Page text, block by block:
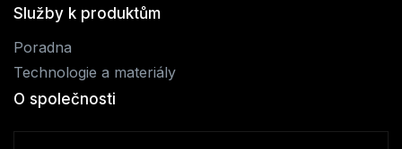
Služby k produktům
Poradna
Technologie a materiály
O společnosti